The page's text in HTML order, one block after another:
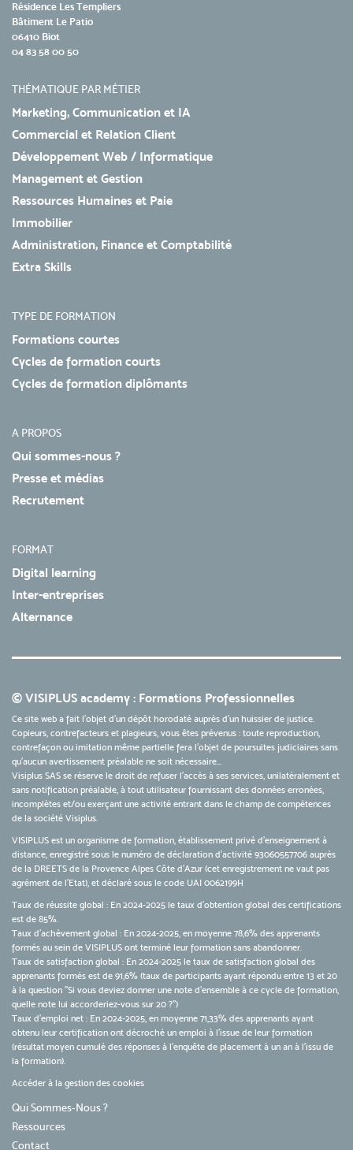
Résidence Les Templiers
Bâtiment Le Patio
06410 Biot
04 83 58 00 50
THÉMATIQUE PAR MÉTIER
Marketing, Communication et IA
Commercial et Relation Client
Développement Web / Informatique
Management et Gestion
Ressources Humaines et Paie
Immobilier
Administration, Finance et Comptabilité
Extra Skills
TYPE DE FORMATION
Formations courtes
Cycles de formation courts
Cycles de formation diplômants
A PROPOS
Qui sommes-nous ?
Presse et médias
Recrutement
FORMAT
Digital learning
Inter-entreprises
Alternance
© VISIPLUS academy : Formations Professionnelles
Ce site web a fait l'objet d'un dépôt horodaté auprès d'un huissier de justice.
Copieurs, contrefacteurs et plagieurs, vous êtes prévenus : toute reproduction,
contrefaçon ou imitation même partielle fera l'objet de poursuites judiciaires sans
qu’aucun avertissement préalable ne soit nécessaire...
Visiplus SAS se réserve le droit de refuser l'accès à ses services, unilatéralement et
sans notification préalable, à tout utilisateur fournissant des données erronées,
incomplètes et/ou exerçant une activité entrant dans le champ de compétences
de la société Visiplus.
VISIPLUS est un organisme de formation, établissement privé d’enseignement à
distance, enregistré sous le numéro de déclaration d’activité 93060557706 auprès
de la DREETS de la Provence Alpes Côte d’Azur (cet enregistrement ne vaut pas
agrément de l’Etat), et déclaré sous le code UAI 0062199H
Taux de réussite global : En 2024-2025 le taux d'obtention global des certifications
est de 85%.
Taux d’achèvement global : En 2024-2025, en moyenne 78,6% des apprenants
formés au sein de VISIPLUS ont terminé leur formation sans abandonner.
Taux de satisfaction global : En 2024-2025 le taux de satisfaction global des
apprenants formés est de 91,6% (taux de participants ayant répondu entre 13 et 20
à la question "Si vous deviez donner une note d’ensemble à ce cycle de formation,
quelle note lui accorderiez-vous sur 20 ?")
Taux d’emploi net : En 2024-2025, en moyenne 71,33% des apprenants ayant
obtenu leur certification ont décroché un emploi à l'issue de leur formation
(résultat moyen cumulé des réponses à l'enquête de placement à un an à l'issu de
la formation).
Accéder à la gestion des cookies
Qui Sommes-Nous ?
Ressources
Contact